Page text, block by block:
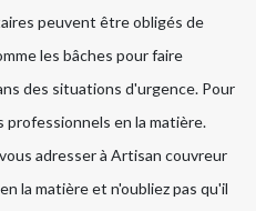
peuvent être obligés de
les bâches pour faire
des situations d'urgence. Pour
en la matière.
adresser à Artisan couvreur
la matière et n'oubliez pas qu'il